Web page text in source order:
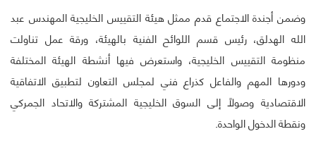
وضمن أجندة الاجتماع قدم ممثل هيئة التقييس الخليجية المهندس عبد
الله الهدلق، رئيس قسم اللوائح الفنية بالهيئة، ورقة عمل تناولت
منظومة التقييس الخليجية، واستعرض فيها أنشطة الهيئة المختلفة
ودورها المهم والفاعل كذراع فني لمجلس التعاون لتطبيق الاتفاقية
الاقتصادية وصولاً إلى السوق الخليجية المشتركة والاتحاد الجمركي
ونقطة الدخول الواحدة.